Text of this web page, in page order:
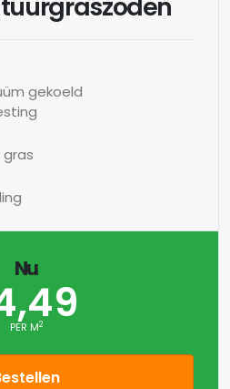
gekoeld
gras
Nu
PER M2